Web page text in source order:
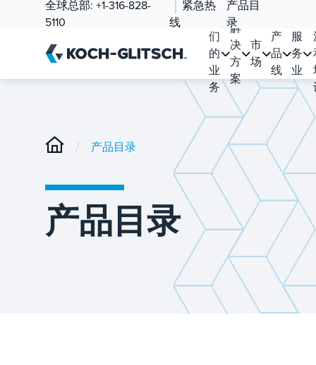
全球总部: +1-316-828-
5110
紧急热
线
产品目
录
们
的
业
务
解
决
方
案
市
场
产
品
线
服
务
业
/ 产品目录
产品目录